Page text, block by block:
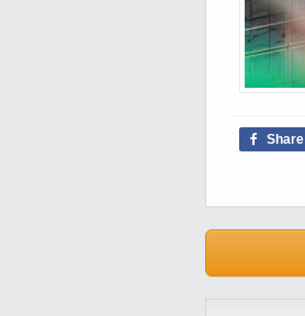
Share